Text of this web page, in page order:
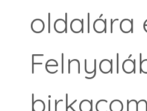
oldalára